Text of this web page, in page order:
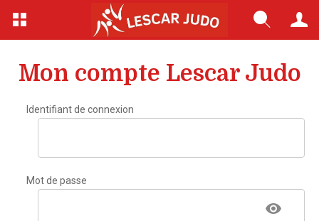
Mon compte Lescar Judo
Identifiant de connexion
Mot de passe